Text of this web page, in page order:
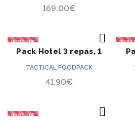
169.00€
RUPTURE
ACHETER
Pack Hotel 3 repas, 1
TACTICAL FOODPACK
41.90€
RUPTURE